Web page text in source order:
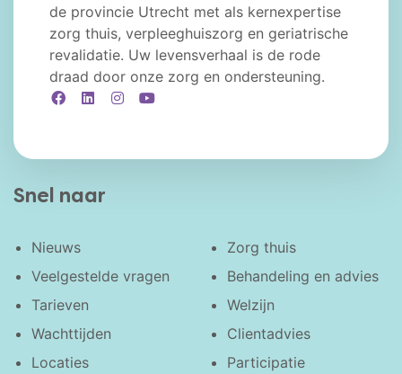
de provincie Utrecht met als kernexpertise
zorg thuis, verpleeghuiszorg en geriatrische
revalidatie. Uw levensverhaal is de rode
draad door onze zorg en ondersteuning.
FacebookLinkedInInstagram
Snel naar
Nieuws
Veelgestelde vragen
Tarieven
Wachttijden
Locaties
Zorg thuis
Behandeling en advies
Welzijn
Clientadvies
Participatie